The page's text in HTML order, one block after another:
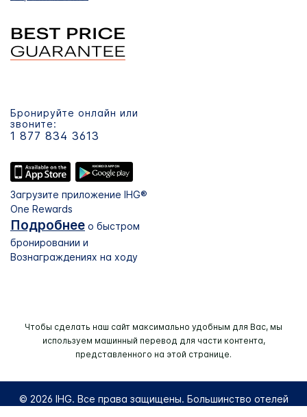
Бронируйте онлайн или
звоните:
1 877 834 3613
Загрузите приложение IHG®
One Rewards
Подробнее о быстром
бронировании и
Вознаграждениях на ходу
Чтобы сделать наш сайт максимально удобным для Вас, мы
используем машинный перевод для части контента,
представленного на этой странице.
© 2026 IHG. Все права защищены. Большинство отелей